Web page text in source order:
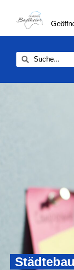
springen